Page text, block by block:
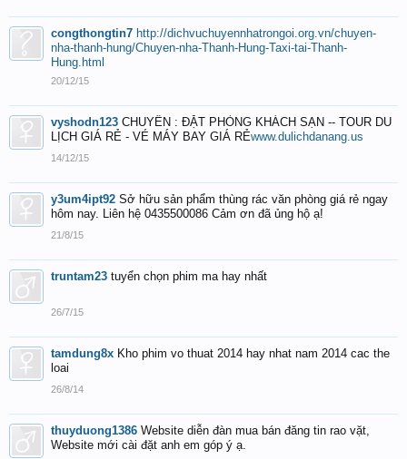
congthongtin7 http://dichvuchuyennhatrongoi.org.vn/chuyen-
nha-thanh-hung/Chuyen-nha-Thanh-Hung-Taxi-tai-Thanh-
Hung.html
20/12/15
vyshodn123 CHUYÊN : ĐẶT PHÒNG KHÁCH SẠN -- TOUR DU
LỊCH GIÁ RẺ - VÉ MÁY BAY GIÁ RẺwww.dulichdanang.us
14/12/15
y3um4ipt92 Sở hữu sản phẩm thùng rác văn phòng giá rẻ ngay
hôm nay. Liên hệ 0435500086 Cảm ơn đã ủng hộ ạ!
21/8/15
truntam23 tuyển chọn phim ma hay nhất
26/7/15
tamdung8x Kho phim vo thuat 2014 hay nhat nam 2014 cac the
loai
26/8/14
thuyduong1386 Website diễn đàn mua bán đăng tin rao vặt,
Website mới cài đặt anh em góp ý ạ.